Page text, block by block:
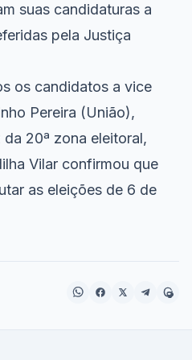
suas candidaturas a
pela Justiça
os candidatos a vice
Pereira (União),
20ª zona eleitoral,
Vilar confirmou que
as eleições de 6 de